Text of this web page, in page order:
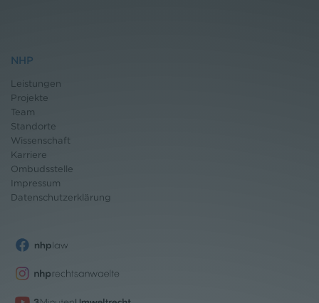
NHP
Leistungen
Projekte
Team
Standorte
Wissenschaft
Karriere
Ombudsstelle
Impressum
Datenschutzerklärung